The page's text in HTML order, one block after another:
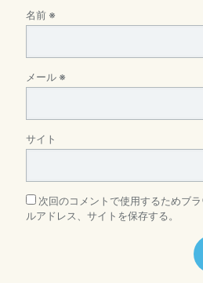
名前 ※
メール ※
サイト
次回のコメントで使用するためブ
ルアドレス、サイトを保存する。